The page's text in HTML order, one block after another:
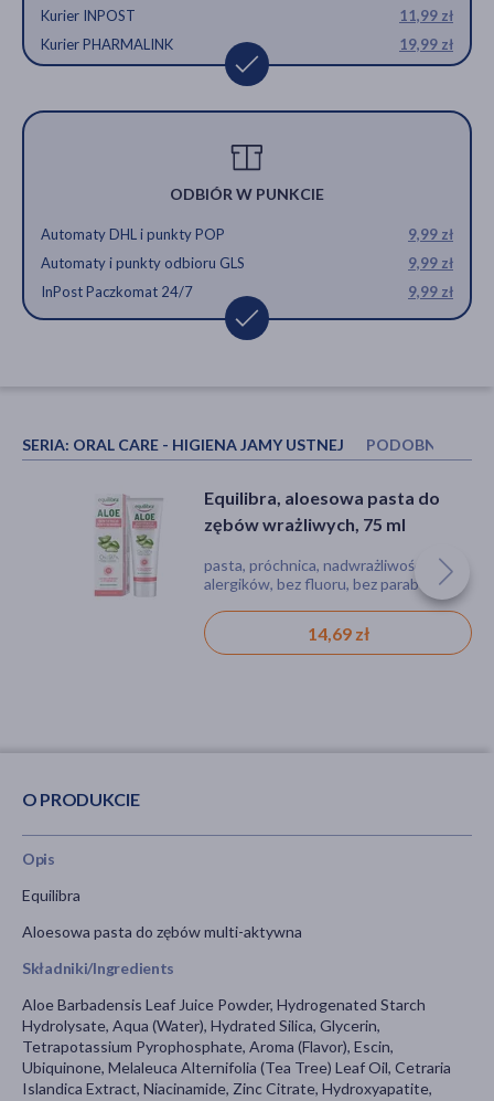
Kurier INPOST
11,99 zł
Kurier PHARMALINK
19,99 zł
ODBIÓR W PUNKCIE
Automaty DHL i punkty POP
9,99 zł
Automaty i punkty odbioru GLS
9,99 zł
InPost Paczkomat 24/7
9,99 zł
SERIA: ORAL CARE - HIGIENA JAMY USTNEJ PODOBNE
Sylveco, naturalna pasta do
zębów, 100 g
pasta, nieświeży oddech, próchnica,
bez fluoru
20,99 zł
Equilibra, aloesowa pasta do
zębów wrażliwych, 75 ml
pasta, próchnica, nadwrażliwość, dla
alergików, bez fluoru, bez parabenów,
14,69 zł
Equilibra, aloesowa pasta do
zębów wrażliwych, 75 ml
pasta, próchnica, nadwrażliwość, dla
alergików, bez fluoru, bez parabenów,
14,69 zł
O PRODUKCIE
Opis
Equilibra
Aloesowa pasta do zębów multi-aktywna
Składniki/Ingredients
Aloe Barbadensis Leaf Juice Powder, Hydrogenated Starch
Hydrolysate, Aqua (Water), Hydrated Silica, Glycerin,
Tetrapotassium Pyrophosphate, Aroma (Flavor), Escin,
Ubiquinone, Melaleuca Alternifolia (Tea Tree) Leaf Oil, Cetraria
Islandica Extract, Niacinamide, Zinc Citrate, Hydroxyapatite,